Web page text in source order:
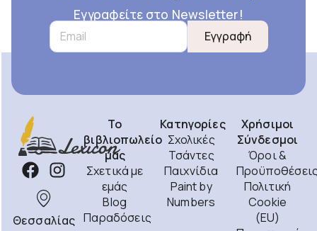
Εγγραφείτε στο Newsletter!
Εγγραφή
Θεσσαλίας
Το
βιβλιοπωλείο
μας
Σχετικά με
εμάς
Blog
Παραδόσεις
Κατηγορίες
Σχολικές
Τσάντες
Παιχνίδια
Paint by
Numbers
Χρήσιμοι
Σύνδεσμοι
Όροι &
Πολιτική
Cookie
(EU)